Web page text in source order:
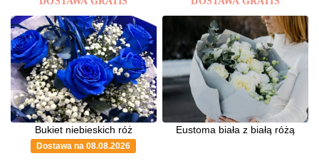
Bukiet niebieskich róż
Dostawa na 08.08.2026
Eustoma biała z białą różą